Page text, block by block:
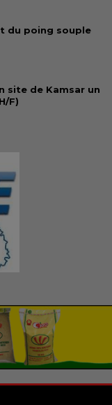
du poing souple
site de Kamsar un
F)